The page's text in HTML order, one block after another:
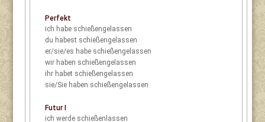
Perfekt
ich habe schießengelassen
du habest schießengelassen
er/sie/es habe schießengelassen
wir haben schießengelassen
ihr habet schießengelassen
sie/Sie haben schießengelassen
Futur I
ich werde schießenlassen